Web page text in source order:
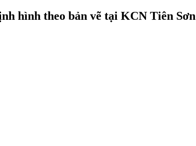
hình theo bản vẽ tại KCN Tiên Sơn